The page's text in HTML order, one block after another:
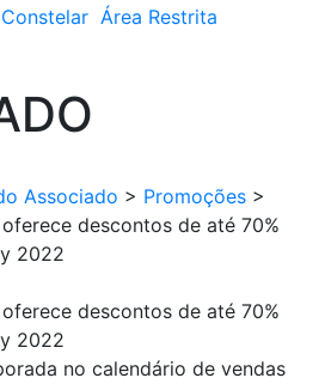
Constelar Área Restrita
Associado > Promoções >
descontos de até 70%
2022
descontos de até 70%
2022
no calendário de vendas